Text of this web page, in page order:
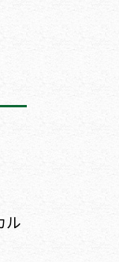
ル